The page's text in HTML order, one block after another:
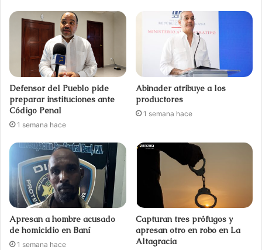
Defensor del Pueblo pide
preparar instituciones ante
Código Penal
1 semana hace
Abinader atribuye a los
productores
1 semana hace
Apresan a hombre acusado
de homicidio en Baní
1 semana hace
Capturan tres prófugos y
apresan otro en robo en La
Altagracia